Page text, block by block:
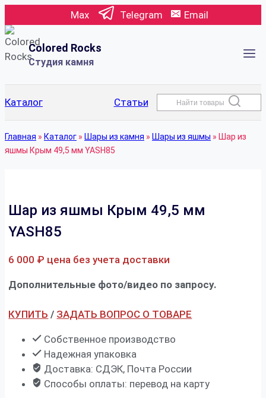
к
содержимому
Max Telegram Email
Colored Rocks
Студия камня
Каталог Статьи Найти товары
Главная » Каталог » Шары из камня » Шары из яшмы » Шар из
яшмы Крым 49,5 мм YASH85
Шар из яшмы Крым 49,5 мм
YASH85
6 000 ₽ цена без учета доставки
Дополнительные фото/видео по запросу.
КУПИТЬ / ЗАДАТЬ ВОПРОС О ТОВАРЕ
Собственное производство
Надежная упаковка
Доставка: СДЭК, Почта России
Способы оплаты: перевод на карту